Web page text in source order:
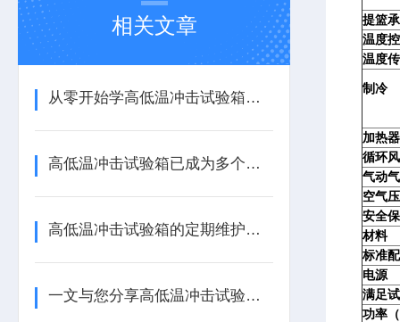
相关文章
从零开始学高低温冲击试验箱：标准操作流程与使用要点
高低温冲击试验箱已成为多个高要求行业质量验证的“炼金炉”
高低温冲击试验箱的定期维护保养方法及其重要性分享
一文与您分享高低温冲击试验箱的常见故障相应解决方法
提篮
温度
温度
制冷
加热
循环
气动
空气
安全
材料
标准
电源
满足
功率